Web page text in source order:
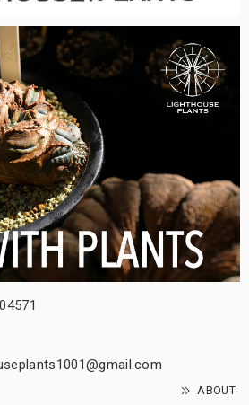
ABOUT